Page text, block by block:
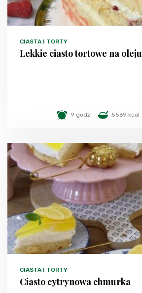
CIASTA I TORTY
Lekkie ciasto tortowe na oleju
9 godz. 5569 kcal
CIASTA I TORTY
Ciasto cytrynowa chmurka